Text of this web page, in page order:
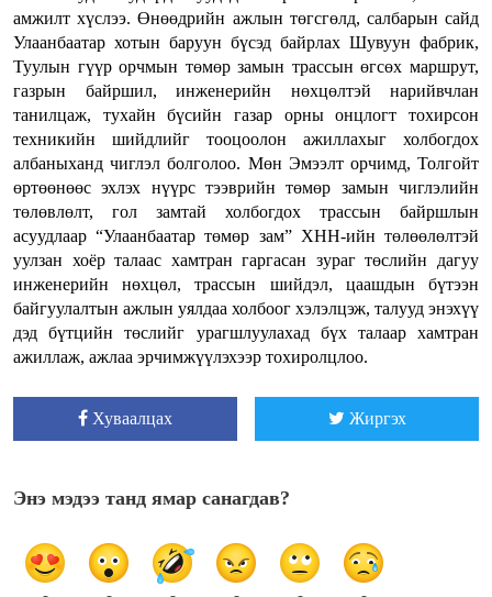
амжилт хүслээ. Өнөөдрийн ажлын төгсгөлд, салбарын сайд
Улаанбаатар хотын баруун бүсэд байрлах Шувуун фабрик,
Туулын гүүр орчмын төмөр замын трассын өгсөх маршрут,
газрын байршил, инженерийн нөхцөлтэй нарийвчлан
танилцаж, тухайн бүсийн газар орны онцлогт тохирсон
техникийн шийдлийг тооцоолон ажиллахыг холбогдох
албаныханд чиглэл болголоо. Мөн Эмээлт орчимд, Толгойт
өртөөнөөс эхлэх нүүрс тээврийн төмөр замын чиглэлийн
төлөвлөлт, гол замтай холбогдох трассын байршлын
асуудлаар “Улаанбаатар төмөр зам” ХНН-ийн төлөөлөлтэй
уулзан хоёр талаас хамтран гаргасан зураг төслийн дагуу
инженерийн нөхцөл, трассын шийдэл, цаашдын бүтээн
байгуулалтын ажлын уялдаа холбоог хэлэлцэж, талууд энэхүү
дэд бүтцийн төслийг урагшлуулахад бүх талаар хамтран
ажиллаж, ажлаа эрчимжүүлэхээр тохиролцлоо.
Хуваалцах Жиргэх
Энэ мэдээ танд ямар санагдав?